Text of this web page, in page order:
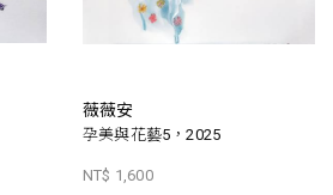
薇薇安
孕美與花藝5，2025
NT$ 1,600